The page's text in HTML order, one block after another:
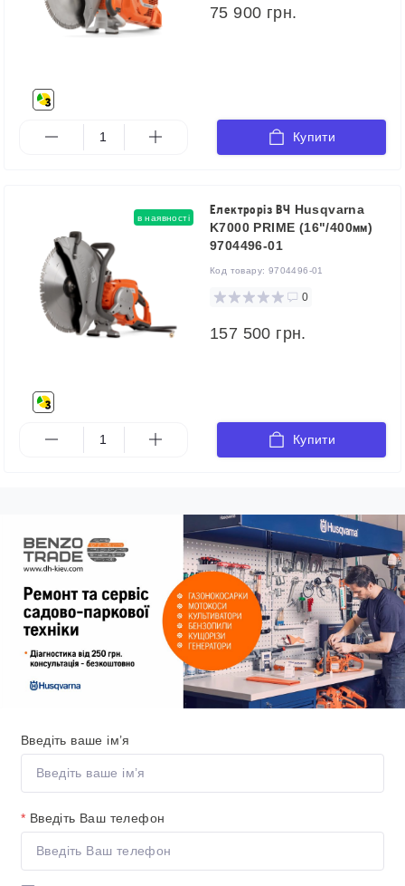
75 900 грн.
Купити
в наявності
Електроріз ВЧ Husqvarna
K7000 PRIME (16"/400мм)
9704496-01
Код товару: 9704496-01
0
157 500 грн.
Купити
Введіть ваше ім’я
* Введіть Ваш телефон